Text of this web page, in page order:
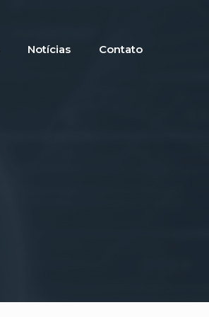
Notícias Contato